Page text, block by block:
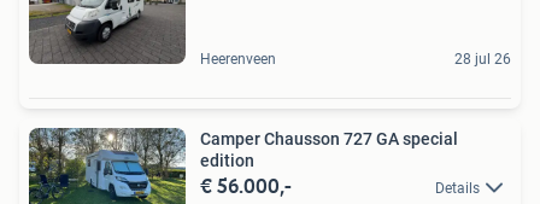
Heerenveen 28 jul 26
Camper Chausson 727 GA special
edition
€ 56.000,- Details